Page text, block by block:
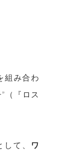
組み合わ
（『ロス
て、 ワ